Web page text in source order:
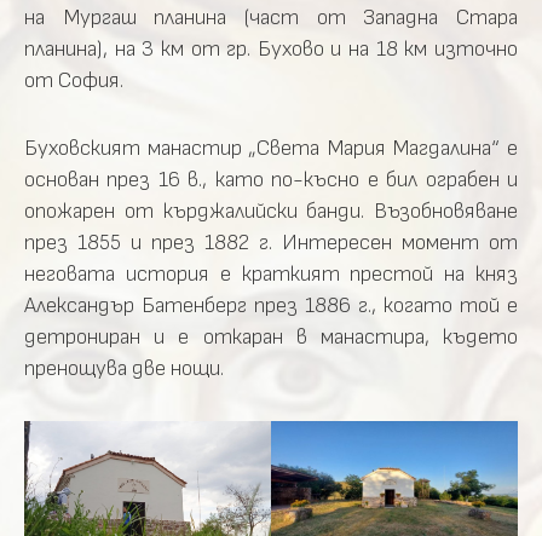
на Мургаш планина (част от Западна Стара
планина), на 3 км от гр. Бухово и на 18 км източно
от София.
Буховският манастир „Света Мария Магдалина“ е
основан през 16 в., като по-късно е бил ограбен и
опожарен от кърджалийски банди. Възобновяване
през 1855 и през 1882 г. Интересен момент от
неговата история е краткият престой на княз
Александър Батенберг през 1886 г., когато той е
детрониран и е откаран в манастира, където
пренощува две нощи.